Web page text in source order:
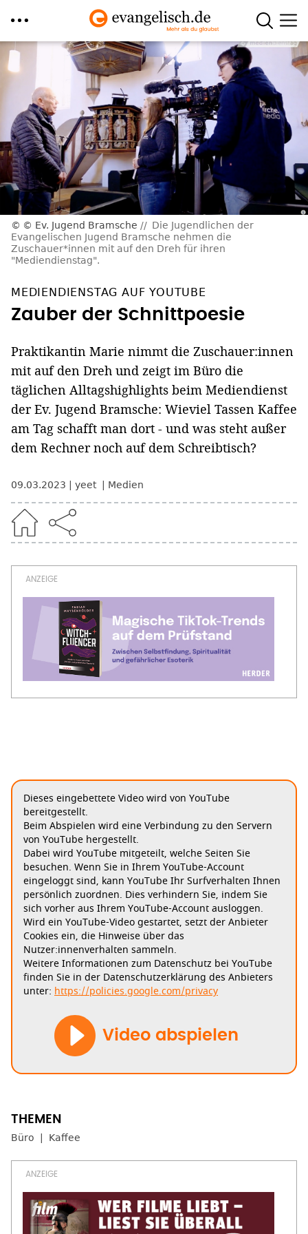
Direkt
zum
Inhalt
© Ev. Jugend Bramsche
Die Jugendlichen der
Evangelischen Jugend Bramsche nehmen die
Zuschauer*innen mit auf den Dreh für ihren
"Mediendienstag".
MEDIENDIENSTAG AUF YOUTUBE
Zauber der Schnittpoesie
Praktikantin Marie nimmt die Zuschauer:innen
mit auf den Dreh und zeigt im Büro die
täglichen Alltagshighlights beim Mediendienst
der Ev. Jugend Bramsche: Wieviel Tassen Kaffee
am Tag schafft man dort - und was steht außer
dem Rechner noch auf dem Schreibtisch?
09.03.2023 yeet Medien
Dieses eingebettete Video wird von YouTube
bereitgestellt.
Beim Abspielen wird eine Verbindung zu den Servern
von YouTube hergestellt.
Dabei wird YouTube mitgeteilt, welche Seiten Sie
besuchen. Wenn Sie in Ihrem YouTube-Account
eingeloggt sind, kann YouTube Ihr Surfverhalten Ihnen
persönlich zuordnen. Dies verhindern Sie, indem Sie
sich vorher aus Ihrem YouTube-Account ausloggen.
Wird ein YouTube-Video gestartet, setzt der Anbieter
Cookies ein, die Hinweise über das
Nutzer:innenverhalten sammeln.
Weitere Informationen zum Datenschutz bei YouTube
finden Sie in der Datenschutzerklärung des Anbieters
unter: https://policies.google.com/privacy
Video abspielen
Büro Kaffee